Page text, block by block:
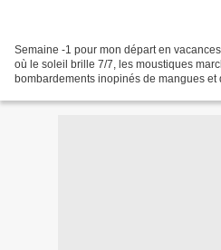
Semaine -1 pour mon départ en
où le soleil brille 7/7, les moustiques
bombardements inopinés de mangues et